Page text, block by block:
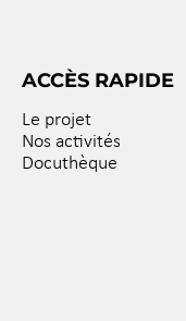
ACCÈS RAPIDE
Le projet
Nos activités
Docuthèque